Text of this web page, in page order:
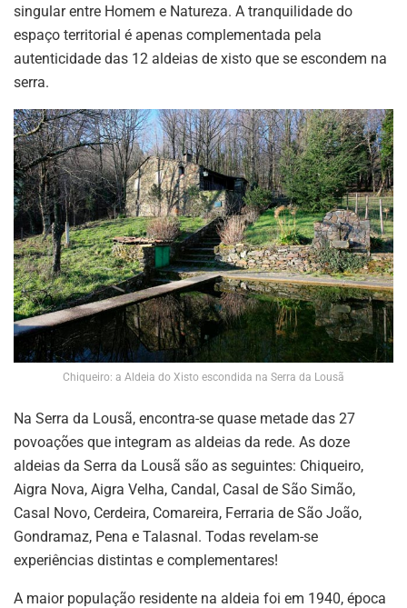
singular entre Homem e Natureza. A tranquilidade do
espaço territorial é apenas complementada pela
autenticidade das 12 aldeias de xisto que se escondem na
serra.
Chiqueiro: a Aldeia do Xisto escondida na Serra da Lousã
Na Serra da Lousã, encontra-se quase metade das 27
povoações que integram as aldeias da rede. As doze
aldeias da Serra da Lousã são as seguintes: Chiqueiro,
Aigra Nova, Aigra Velha, Candal, Casal de São Simão,
Casal Novo, Cerdeira, Comareira, Ferraria de São João,
Gondramaz, Pena e Talasnal. Todas revelam-se
experiências distintas e complementares!
A maior população residente na aldeia foi em 1940, época